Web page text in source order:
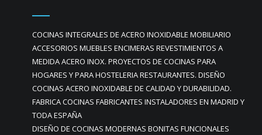
COCINAS INTEGRALES DE ACERO INOXIDABLE MOBILIARIO
ACCESORIOS MUEBLES ENCIMERAS REVESTIMIENTOS A
MEDIDA ACERO INOX. PROYECTOS DE COCINAS PARA
HOGARES Y PARA HOSTELERIA RESTAURANTES. DISEÑO
COCINAS ACERO INOXIDABLE DE CALIDAD Y DURABILIDAD.
FABRICA COCINAS FABRICANTES INSTALADORES EN MADRID Y
TODA ESPAÑA
DISEÑO DE COCINAS MODERNAS BONITAS FUNCIONALES